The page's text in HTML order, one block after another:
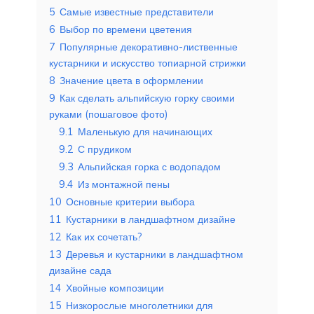
5 Самые известные представители
6 Выбор по времени цветения
7 Популярные декоративно-лиственные
кустарники и искусство топиарной стрижки
8 Значение цвета в оформлении
9 Как сделать альпийскую горку своими
руками (пошаговое фото)
9.1 Маленькую для начинающих
9.2 С прудиком
9.3 Альпийская горка с водопадом
9.4 Из монтажной пены
10 Основные критерии выбора
11 Кустарники в ландшафтном дизайне
12 Как их сочетать?
13 Деревья и кустарники в ландшафтном
дизайне сада
14 Хвойные композиции
15 Низкорослые многолетники для